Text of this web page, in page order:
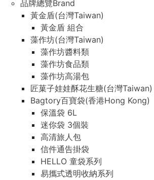
品牌總覽Brand
黃金盾(台灣Taiwan)
黃金盾 組合
藻作坊(台灣Taiwan)
藻作坊醬料類
藻作坊食品類
藻作坊高湯包
匠菓子娃娃酥花生糖(台灣Taiwan)
Bagtory百寶袋(香港Hong Kong)
保溫袋 6L
迷你袋 3個裝
高清旅人包
信件通告掛袋
HELLO 童袋系列
易攜式透明收納系列